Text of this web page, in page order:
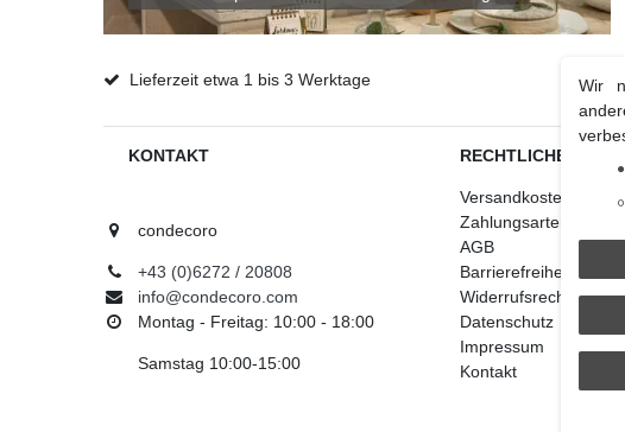
Lieferzeit etwa 1 bis 3 Werktage
KONTAKT
condecoro
+43 (0)6272 / 20808
info@condecoro.com
Montag - Freitag: 10:00 - 18:00
Samstag 10:00-15:00
RECHTLICHES
Versandkosten
Zahlungsarten
AGB
Widerrufsrecht
Datenschutz
Impressum
Kontakt
Wir